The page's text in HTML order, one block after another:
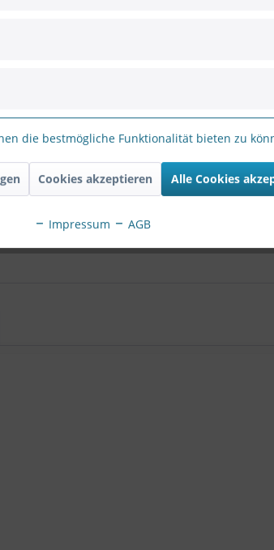
Dome HD-TVI Kamera"
ICR, 0.003 Lux/F1.2, 12 VDC, Smart IR, 3D
Dome HD-TVI Kamera"
die bestmögliche Funktionalität bieten zu
Cookies akzeptieren Alle Cookies
Impressum AGB